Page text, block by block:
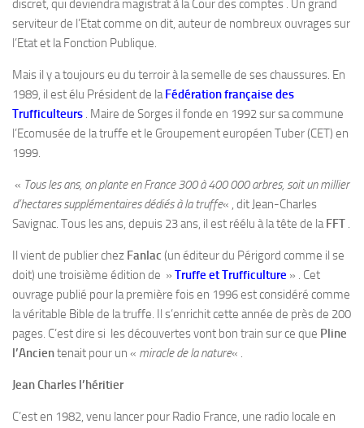
discret, qui deviendra magistrat à la Cour des comptes . Un grand
serviteur de l’Etat comme on dit, auteur de nombreux ouvrages sur
l’Etat et la Fonction Publique.
Mais il y a toujours eu du terroir à la semelle de ses chaussures. En
1989, il est élu Président de la Fédération française des
Trufficulteurs . Maire de Sorges il fonde en 1992 sur sa commune
l’Ecomusée de la truffe et le Groupement européen Tuber (CET) en
1999.
« Tous les ans, on plante en France 300 à 400 000 arbres, soit un millier
d’hectares supplémentaires dédiés à la truffe« , dit Jean-Charles
Savignac. Tous les ans, depuis 23 ans, il est réélu à la tête de la FFT .
Il vient de publier chez Fanlac (un éditeur du Périgord comme il se
doit) une troisième édition de » Truffe et Trufficulture » . Cet
ouvrage publié pour la première fois en 1996 est considéré comme
la véritable Bible de la truffe. Il s’enrichit cette année de près de 200
pages. C’est dire si les découvertes vont bon train sur ce que Pline
l’Ancientenait pour un « miracle de la nature« .
Jean Charles l’héritier
C’est en 1982, venu lancer pour Radio France, une radio locale en